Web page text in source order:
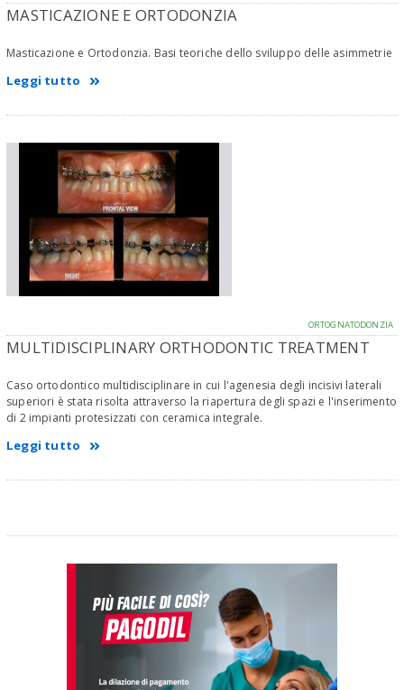
MASTICAZIONE E ORTODONZIA
Masticazione e Ortodonzia. Basi teoriche dello sviluppo delle asimmetrie
Leggi tutto
ORTOGNATODONZIA
MULTIDISCIPLINARY ORTHODONTIC TREATMENT
Caso ortodontico multidisciplinare in cui l'agenesia degli incisivi laterali
superiori è stata risolta attraverso la riapertura degli spazi e l'inserimento
di 2 impianti protesizzati con ceramica integrale.
Leggi tutto